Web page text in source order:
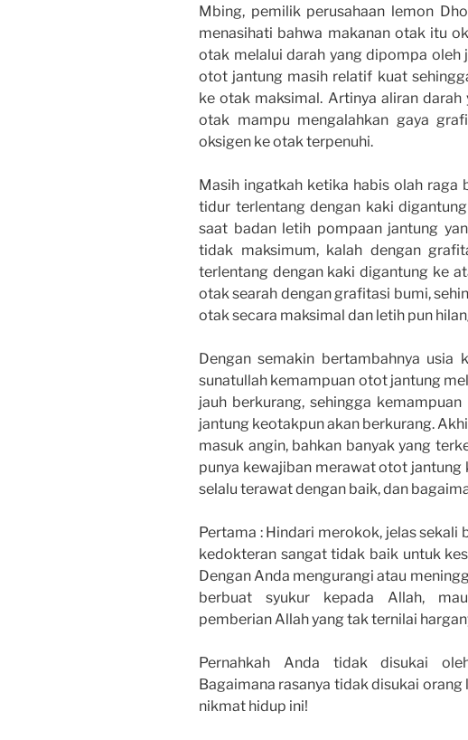
Mbing, pemilik perusahaan lemon
menasihati bahwa makanan otak itu
otak melalui darah yang dipompa oleh
otot jantung masih relatif kuat
ke otak maksimal. Artinya aliran
otak mampu mengalahkan gaya
oksigen ke otak terpenuhi.
Masih ingatkah ketika habis olah raga
tidur terlentang dengan kaki
saat badan letih pompaan jantung
tidak maksimum, kalah dengan
terlentang dengan kaki digantung ke
otak searah dengan grafitasi bumi,
otak secara maksimal dan letih pun
Dengan semakin bertambahnya usia
sunatullah kemampuan otot jantung
jauh berkurang, sehingga
jantung keotakpun akan berkurang.
masuk angin, bahkan banyak yang
punya kewajiban merawat otot jantung
selalu terawat dengan baik, dan
Pertama : Hindari merokok, jelas
kedokteran sangat tidak baik untuk
Dengan Anda mengurangi atau
berbuat syukur kepada Allah,
pemberian Allah yang tak ternilai
Pernahkah Anda tidak disukai
Bagaimana rasanya tidak disukai
nikmat hidup ini!